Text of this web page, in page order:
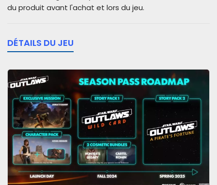
du produit avant l'achat et lors du jeu.
DÉTAILS DU JEU